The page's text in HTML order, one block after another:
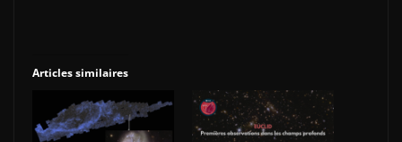
Articles similaires